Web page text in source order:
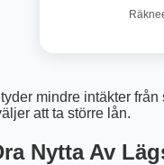
mindre intäkter från
att ta större lån.
Nytta Av